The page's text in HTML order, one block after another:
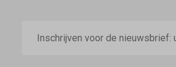
mailadres